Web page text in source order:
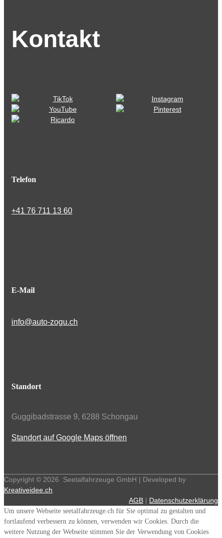
Kontakt
Telefon
+41 76 711 13 60
E-Mail
info@auto-zogu.ch
Standort
Guggibadstrasse 9, 6288 Schongau
Standort auf Google Maps öffnen
Copyright © 2026
Seetalfahrzeuge GmbH | Developed by
Kreativeidee.ch
AGB | Datenschutzerklärung
Um unsere Webseite seetalfahrzeuge.ch für Sie optimal zu gestalten und
fortlaufend verbessern zu können, verwenden wir Cookies. Durch die
weitere Nutzung der Webseite stimmen Sie der Verwendung von Cookies